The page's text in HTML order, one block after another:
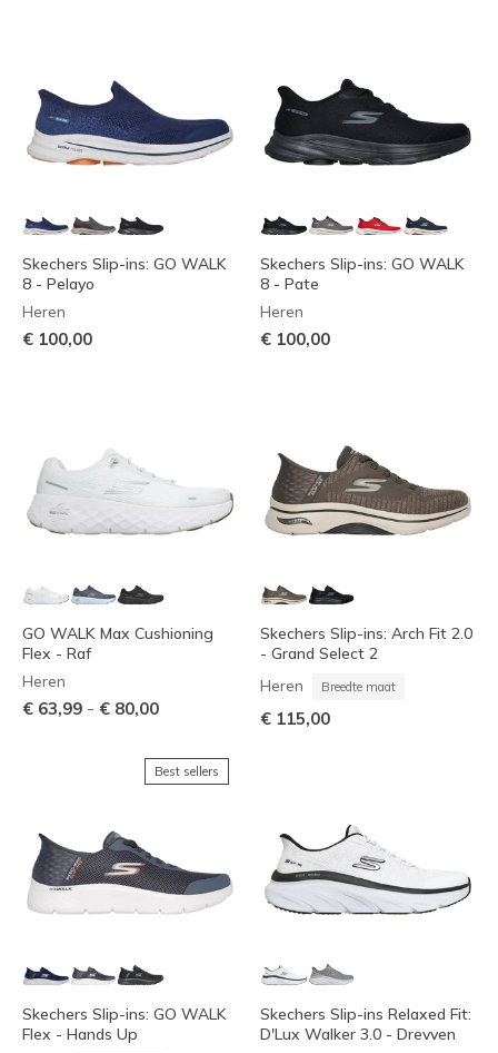
Skechers Slip-ins: GO WALK
8 - Pelayo
Heren
€ 100,00
Skechers Slip-ins: GO WALK
8 - Pate
Heren
€ 100,00
GO WALK Max Cushioning
Flex - Raf
Heren
€ 63,99 - € 80,00
Skechers Slip-ins: Arch Fit 2.0
- Grand Select 2
Heren Breedte maat
€ 115,00
Best sellers
Skechers Slip-ins: GO WALK
Flex - Hands Up
Skechers Slip-ins Relaxed Fit:
D'Lux Walker 3.0 - Drevven